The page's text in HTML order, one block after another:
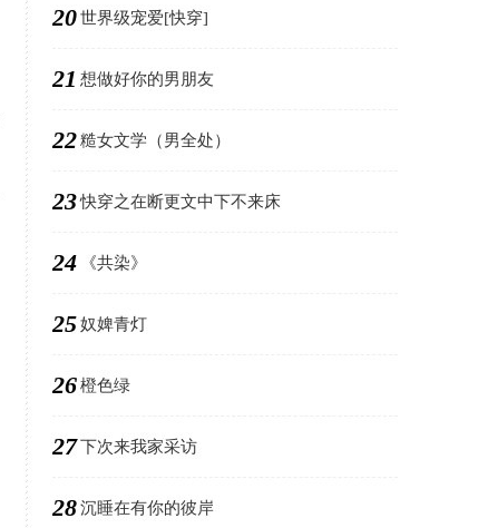
20世界级宠爱[快穿]
21 想做好你的男朋友
22糙女文学（男全处）
23快穿之在断更文中下不来床
24 《共染》
25奴婢青灯
26橙色绿
27下次来我家采访
28沉睡在有你的彼岸